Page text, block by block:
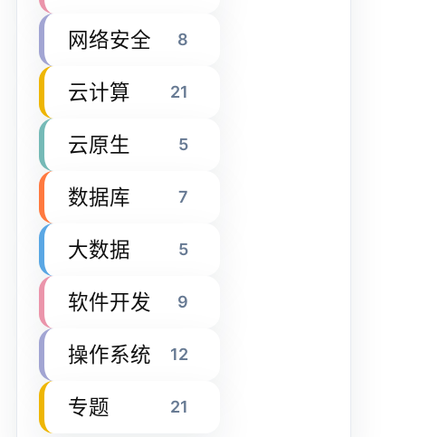
网络安全 8
云计算 21
云原生 5
数据库 7
大数据 5
软件开发 9
操作系统 12
专题 21